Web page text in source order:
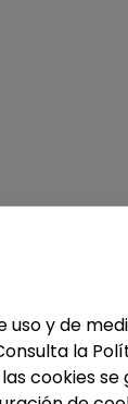
uso y de
la
cookies